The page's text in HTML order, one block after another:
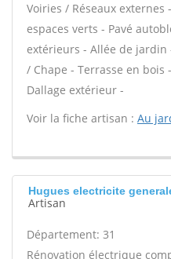
Voiries / Réseaux externes
espaces verts - Pavé
extérieurs - Allée de jardin
/ Chape - Terrasse en bois
Dallage extérieur -
Voir la fiche artisan : Au
Hugues electricite
Artisan
Département: 31
Rénovation électrique